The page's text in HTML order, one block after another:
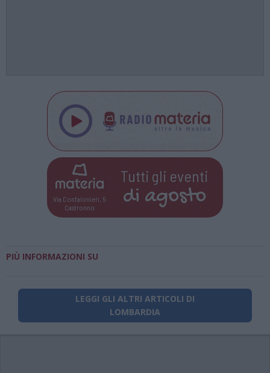
Via Confalonieri, 5
Castronno
Tutti gli eventi
di agosto
PIÙ INFORMAZIONI SU
LEGGI GLI ALTRI ARTICOLI DI
LOMBARDIA